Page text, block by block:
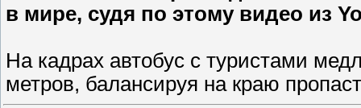
в мире, судя по этому видео из
На кадрах автобус с туристами
метров, балансируя на краю